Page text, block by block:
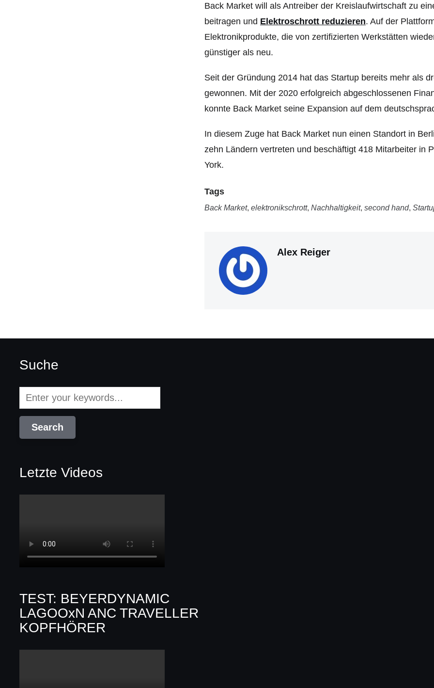
Back Market will als Antreiber der Kreislaufwirtschaft zu
beitragen und Elektroschrott reduzieren. Auf der
Elektronikprodukte, die von zertifizierten Werkstätten
günstiger als neu.
Seit der Gründung 2014 hat das Startup bereits mehr als
gewonnen. Mit der 2020 erfolgreich abgeschlossenen
konnte Back Market seine Expansion auf dem
In diesem Zuge hat Back Market nun einen Standort in
zehn Ländern vertreten und beschäftigt 418 Mitarbeiter in
York.
Tags
Back Market, elektronikschrott, Nachhaltigkeit, second hand,
Alex Reiger
Suche
Letzte Videos
TEST: BEYERDYNAMIC
LAGOOxN ANC TRAVELLER
KOPFHÖRER